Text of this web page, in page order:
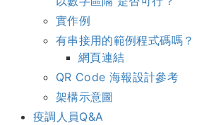
實作例
有串接用的範例程式碼嗎？
網頁連結
QR Code 海報設計參考
架構示意圖
疫調人員Q&A